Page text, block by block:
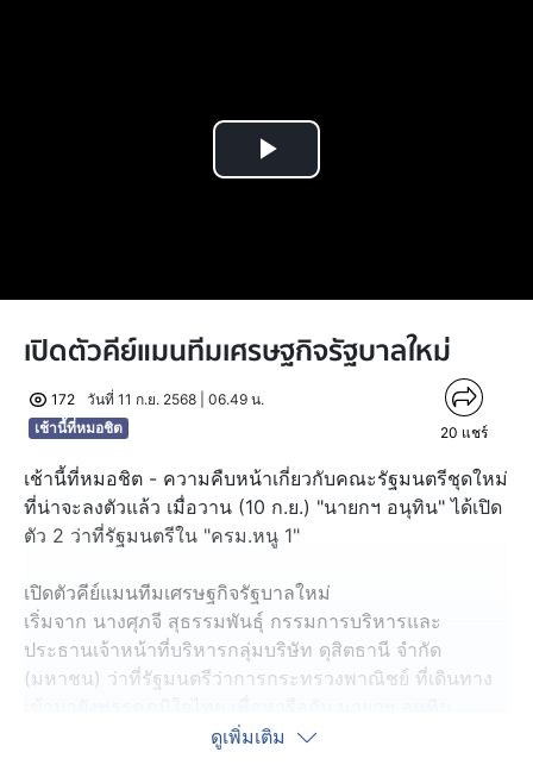
Play
เปิดตัวคีย์แมนทีมเศรษฐกิจรัฐบาลใหม่
172
วันที่ 11 ก.ย. 2568 | 06.49 น.
เช้านี้ที่หมอชิต
20 แชร์
เช้านี้ที่หมอชิต - ความคืบหน้าเกี่ยวกับคณะรัฐมนตรีชุดใหม่
ที่น่าจะลงตัวแล้ว เมื่อวาน (10 ก.ย.) "นายกฯ อนุทิน" ได้เปิด
ตัว 2 ว่าที่รัฐมนตรีใน "ครม.หนู 1"
เปิดตัวคีย์แมนทีมเศรษฐกิจรัฐบาลใหม่
เริ่มจาก นางศุภจี สุธรรมพันธุ์ กรรมการบริหารและ
ประธานเจ้าหน้าที่บริหารกลุ่มบริษัท ดุสิตธานี จำกัด
(มหาชน) ว่าที่รัฐมนตรีว่าการกระทรวงพาณิชย์ ที่เดินทาง
ดูเพิ่มเติม